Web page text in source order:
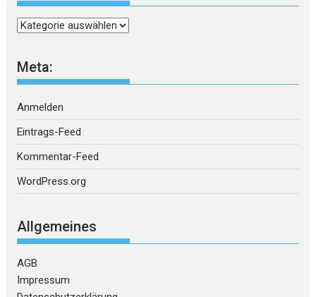
Kategorien
Meta:
Anmelden
Eintrags-Feed
Kommentar-Feed
WordPress.org
Allgemeines
AGB
Impressum